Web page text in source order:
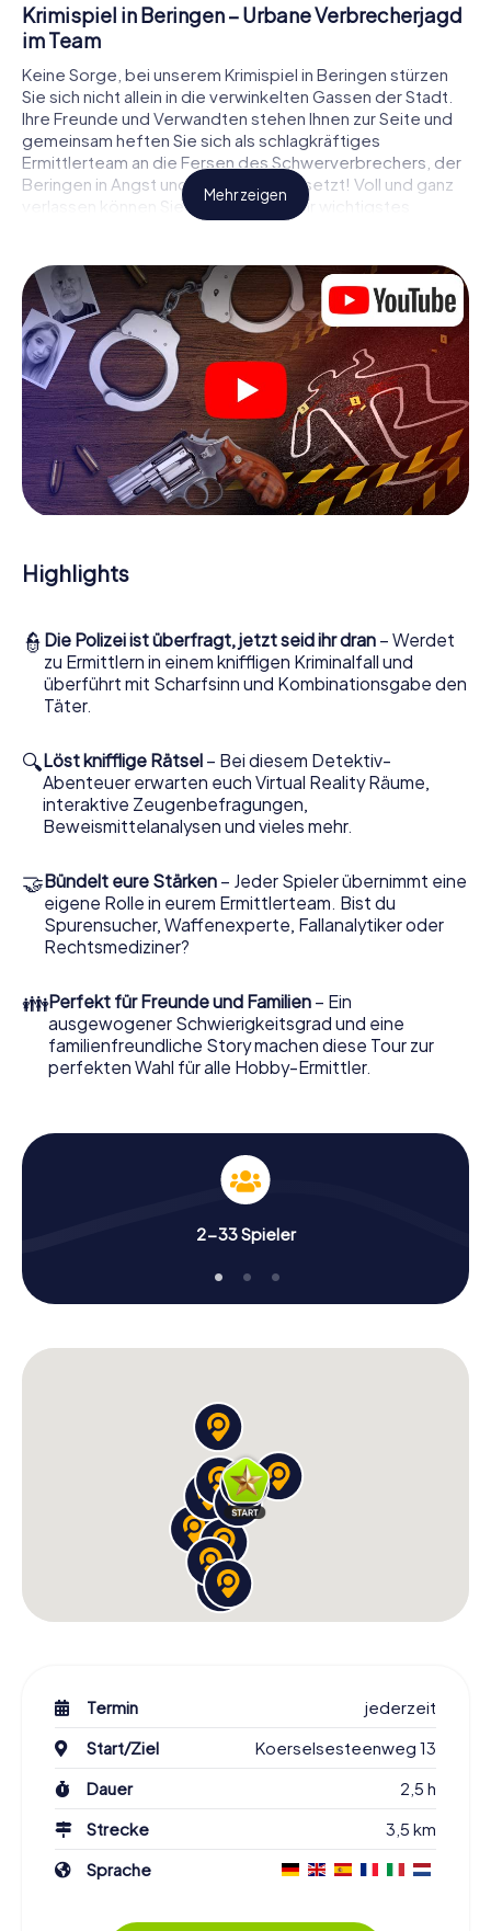
Krimispiel in Beringen – Urbane Verbrecherjagd
im Team
Keine Sorge, bei unserem Krimispiel in Beringen stürzen
Sie sich nicht allein in die verwinkelten Gassen der Stadt.
Ihre Freunde und Verwandten stehen Ihnen zur Seite und
gemeinsam heften Sie sich als schlagkräftiges
Ermittlerteam an die Fersen des Schwerverbrechers, der
Beringen in Angst und Schrecken versetzt! Voll und ganz
verlassen können Sie sich dabei auf Ihr wichtigstes
Ermittlerutensil, Ihr Smartphone. Mittels GPS-Navigation
zahlreichen Schauplätzen in Beringen, die mit der Tat in
Verbindung stehen, und schließlich zum Mörder. An jedem
Ort knacken Sie knifflige Rätsel und kommen so Stück für
Stück der Lösung des Falls immer näher. Anders als bei
einem klassischen Krimi Dinner in Beringen bestimmen
also Sie das Geschehen, bewegen sich an der frischen
Luft und entdecken obendrein die Stadt mit ganz neuen
Augen.
Mitmachkrimi in Beringen - Die interaktive Krimi
Tour
Videoschalte zu einem Zeugen, geheimes Belauschen
sämtliche multimedialen Fähigkeiten Ihres Handgeräts.
Das Krimispiel in Beringen holt aber auch aus Ihnen und
Ihren Mitstreitern verborgene Talente heraus! Sie
schlüpfen in spannende Rollen und meistern die Krimi-
oder Gerichtsmediziner. Sie bekommen herausfordernde
Zusatzaufgaben auf Ihre Handys gespielt, die Ihrem
jeweiligem Charakter entsprechen und dem Schlagwort
„Abwechslungsreichtum“ an ganz neue Bedeutung
verleihen.
Das Krimispiel in Beringen kann beginnen!
Nun fehlt Ihnen nur noch eine Kleinigkeit, um mit Ihren
Ermittlungen in Beringen zu starten: Ihr Ticketcode!
Postfach. Jetzt starten Sie Ihren Online-Browser, geben
Ihren Code ein – und sind startklar!
Worauf warten Sie noch? Beringen zählt auf Sie!
Mehr zeigen
Highlights
👮 Die Polizei ist überfragt, jetzt seid ihr dran – Werdet
zu Ermittlern in einem kniffligen Kriminalfall und
überführt mit Scharfsinn und Kombinationsgabe den
Täter.
🔍Löst knifflige Rätsel – Bei diesem Detektiv-
Abenteuer erwarten euch Virtual Reality Räume,
interaktive Zeugenbefragungen,
Beweismittelanalysen und vieles mehr.
🤝Bündelt eure Stärken – Jeder Spieler übernimmt eine
eigene Rolle in eurem Ermittlerteam. Bist du
Spurensucher, Waffenexperte, Fallanalytiker oder
Rechtsmediziner?
👪Perfekt für Freunde und Familien – Ein
ausgewogener Schwierigkeitsgrad und eine
familienfreundliche Story machen diese Tour zur
perfekten Wahl für alle Hobby-Ermittler.
2-33 Spieler
Termin
jederzeit
Start/Ziel
Koerselsesteenweg 13
Dauer
2,5 h
Strecke
3,5 km
Sprache